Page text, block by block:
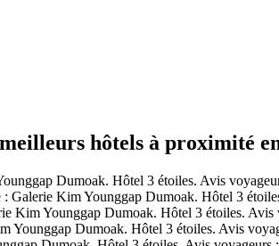
hôtels à proximité
Dumoak. Hôtel 3 étoiles. Avis
Galerie Kim Younggap Dumoak. Hôtel 3
Kim Younggap Dumoak. Hôtel 3 étoiles.
Younggap Dumoak. Hôtel 3 étoiles. Avis